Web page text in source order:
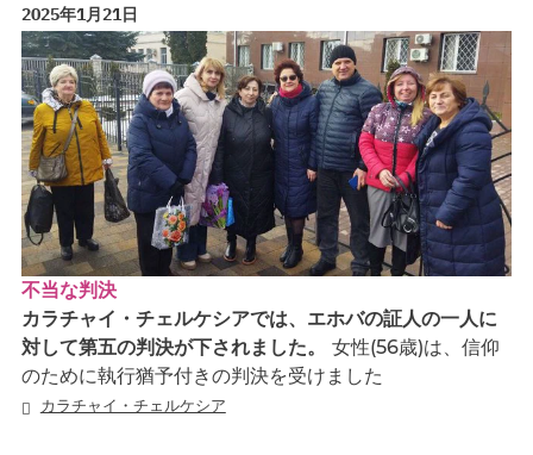
2025年1月21日
不当な判決
カラチャイ・チェルケシアでは、エホバの証人の一人に
対して第五の判決が下されました。 女性(56歳)は、信仰
のために執行猶予付きの判決を受けました
カラチャイ・チェルケシア